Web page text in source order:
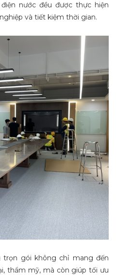
nước đều được thực hiện
và tiết kiệm thời gian.
trọn gói không chỉ mang đến
thẩm mỹ, mà còn giúp tối ưu